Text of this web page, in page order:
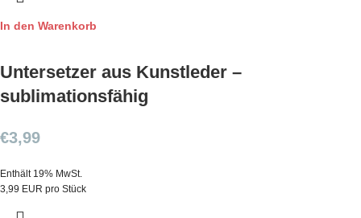
In den Warenkorb
Untersetzer aus Kunstleder –
sublimationsfähig
€3,99
Enthält 19% MwSt.
3,99 EUR pro Stück